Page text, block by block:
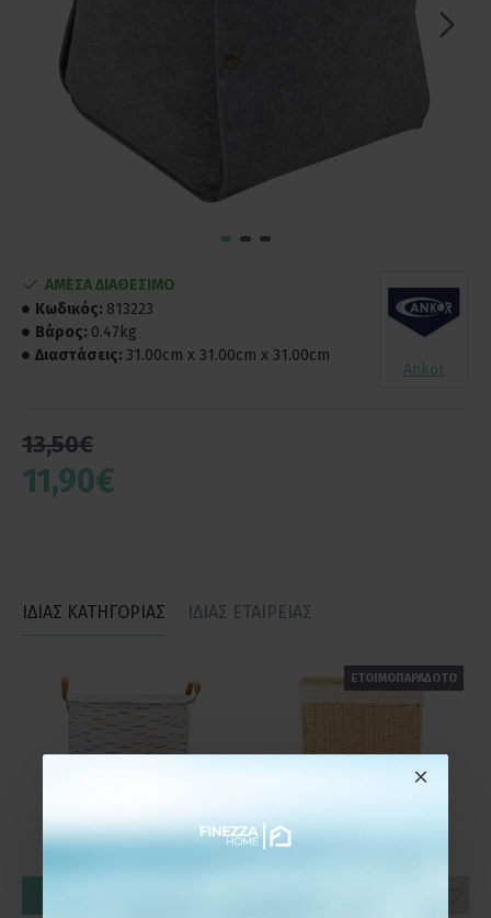
11,90€
13,50€
ΑΜΕΣΑ ΔΙΑΘΕΣΙΜΟ
Κωδικός: 813223
Βάρος: 0.47kg
Διαστάσεις: 31.00cm x 31.00cm x 31.00cm
Ankor
ΙΔΙΑΣ ΚΑΤΗΓΟΡΙΑΣ ΙΔΙΑΣ ΕΤΑΙΡΕΙΑΣ
ΕΤΟΙΜΟΠΑΡΑΔΟΤΟ